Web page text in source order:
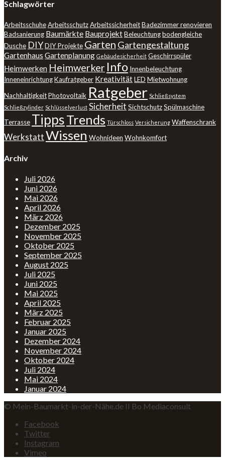
Schlagwörter
ArbeitsschuheArbeitsschutzArbeitssicherheitBadezimmer renovieren
Badsanierung Baumärkte BauprojektBeleuchtungbodengleiche
Dusche DIYDIY Projekte Garten Gartengestaltung
Gartenhaus Gartenplanung Gebäudesicherheit Geschirrspüler
Heimwerken Heimwerker Info Innenbeleuchtung
InneneinrichtungKaufratgeber KreativitätLED Mietwohnung
NachhaltigkeitPhotovoltaik Ratgeber Schließsystem
Schließzylinder Schlüsselverlust Sicherheit SichtschutzSpülmaschine
Terrasse TippsTrends Türschloss Versicherung Waffenschrank
WerkstattWissen Wohnideen Wohnkomfort
Archiv
Juli 2026
Juni 2026
Mai 2026
April 2026
März 2026
Dezember 2025
November 2025
Oktober 2025
September 2025
August 2025
Juli 2025
Juni 2025
Mai 2025
April 2025
März 2025
Februar 2025
Januar 2025
Dezember 2024
November 2024
Oktober 2024
Juli 2024
Mai 2024
Januar 2024
© Mein-Baumarkt-in-der-Nähe.de II Bo Mediaconsult
Facebook
Twitter
Instagram
Vimeo